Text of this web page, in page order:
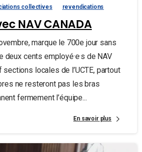
collectives revendications
NAV CANADA
marque le 700e jour sans
deux cents employé·e·s de NAV
sections locales de l’UCTE, partout
ne resteront pas les bras
fermement l’équipe...
En savoir plus